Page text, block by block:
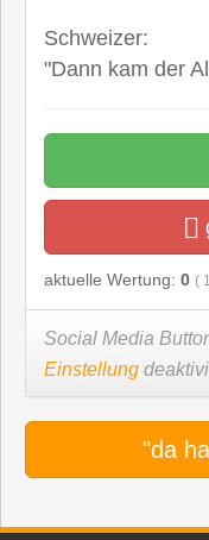
Schweizer:
"Dann kam der
aktuelle Wertung: 0 ( 1
Social Media
Einstellung
"da